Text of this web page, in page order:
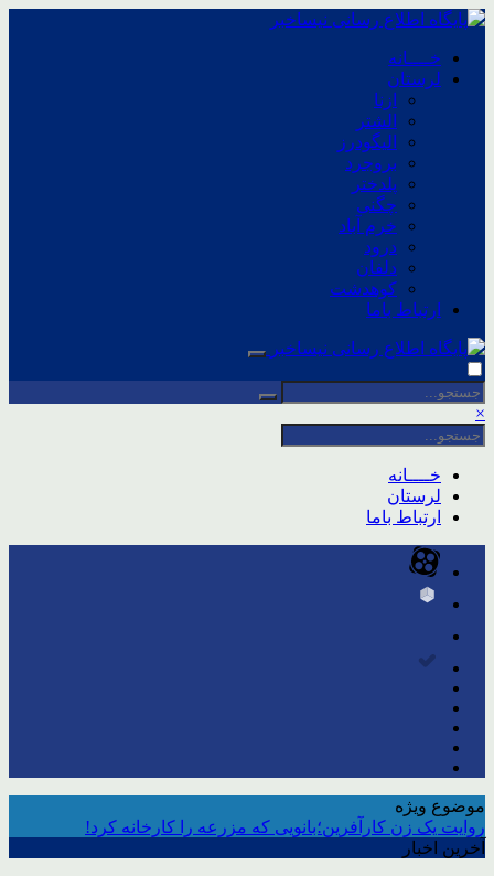
خــــانه
لرستان
ازنا
الشتر
الیگودرز
بروجرد
پلدختر
چگنی
خرم آباد
درود
دلفان
کوهدشت
ارتباط باما
×
خــــانه
لرستان
ارتباط باما
موضوع ویژه
روایت یک زن کارآفرین؛بانویی که مزرعه را کارخانه کرد!
آخرین اخبار